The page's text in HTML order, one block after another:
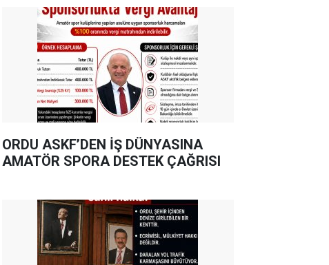
ORDU ASKF’DEN İŞ DÜNYASINA
AMATÖR SPORA DESTEK ÇAĞRISI